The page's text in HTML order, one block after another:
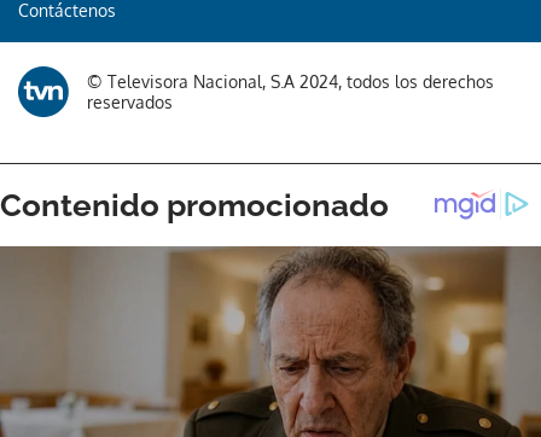
Contáctenos
© Televisora Nacional, S.A 2024, todos los derechos
reservados